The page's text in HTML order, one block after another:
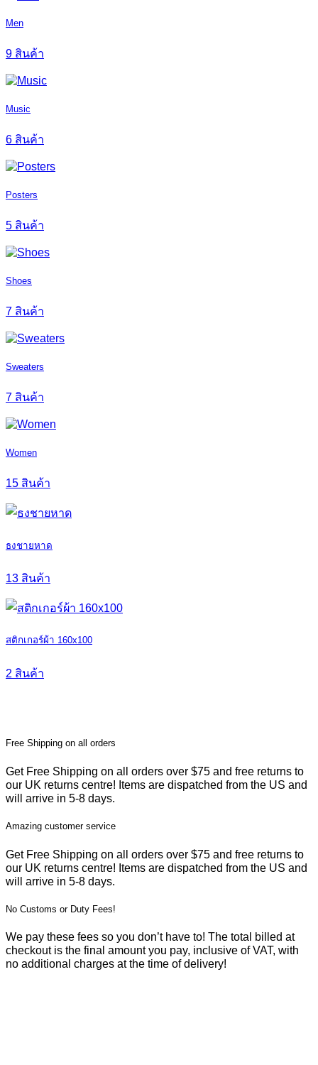
Men
9 สินค้า
Music
6 สินค้า
Posters
5 สินค้า
Shoes
7 สินค้า
Sweaters
7 สินค้า
Women
15 สินค้า
ธงชายหาด
13 สินค้า
สติกเกอร์ผ้า 160x100
2 สินค้า
Free Shipping on all orders
Get Free Shipping on all orders over $75 and free returns to
our UK returns centre! Items are dispatched from the US and
will arrive in 5-8 days.
Amazing customer service
Get Free Shipping on all orders over $75 and free returns to
our UK returns centre! Items are dispatched from the US and
will arrive in 5-8 days.
No Customs or Duty Fees!
We pay these fees so you don’t have to! The total billed at
checkout is the final amount you pay, inclusive of VAT, with
no additional charges at the time of delivery!